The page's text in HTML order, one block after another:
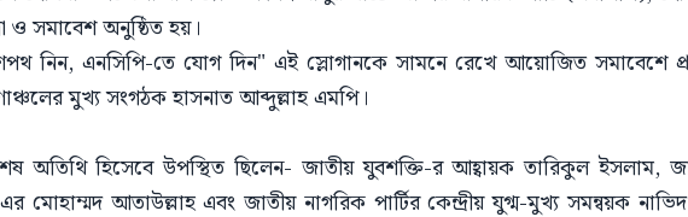
ও সমাবেশ অনুষ্ঠিত হয়।
নিন, এনসিপি-তে যোগ দিন" এই স্লোগানকে সামনে রেখে আয়োজিত সমাবেশে
মুখ্য সংগঠক হাসনাত আব্দুল্লাহ এমপি।
অতিথি হিসেবে উপস্থিত ছিলেন- জাতীয় যুবশক্তি-র আহ্বায়ক তারিকুল ইসলাম,
মোহাম্মদ আতাউল্লাহ এবং জাতীয় নাগরিক পার্টির কেন্দ্রীয় যুগ্ম-মুখ্য সমন্বয়ক